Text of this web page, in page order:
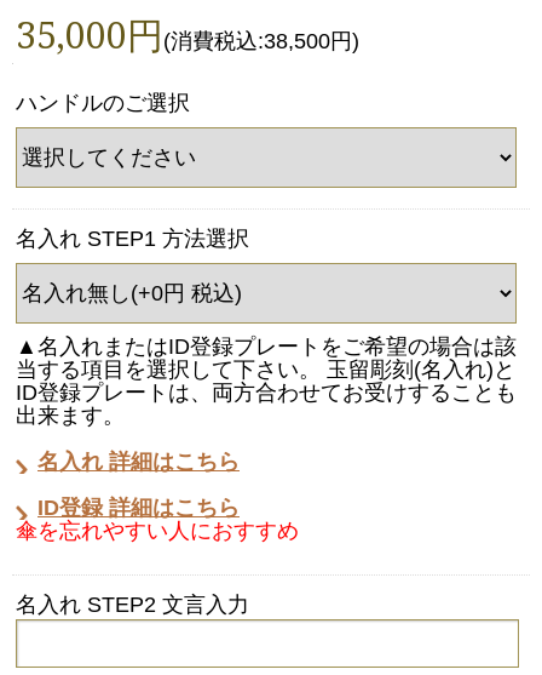
35,000円 (消費税込:38,500円)
ハンドルのご選択
名入れ STEP1 方法選択
▲名入れまたはID登録プレートをご希望の場合は該
当する項目を選択して下さい。 玉留彫刻(名入れ)と
ID登録プレートは、両方合わせてお受けすることも
出来ます。
名入れ 詳細はこちら
ID登録 詳細はこちら
傘を忘れやすい人におすすめ
名入れ STEP2 文言入力